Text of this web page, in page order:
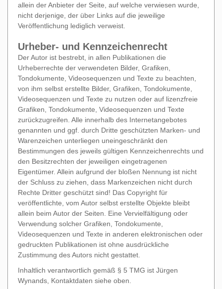
allein der Anbieter der Seite, auf welche verwiesen wurde,
nicht derjenige, der über Links auf die jeweilige
Veröffentlichung lediglich verweist.
Urheber- und Kennzeichenrecht
Der Autor ist bestrebt, in allen Publikationen die
Urheberrechte der verwendeten Bilder, Grafiken,
Tondokumente, Videosequenzen und Texte zu beachten,
von ihm selbst erstellte Bilder, Grafiken, Tondokumente,
Videosequenzen und Texte zu nutzen oder auf lizenzfreie
Grafiken, Tondokumente, Videosequenzen und Texte
zurückzugreifen. Alle innerhalb des Internetangebotes
genannten und ggf. durch Dritte geschützten Marken- und
Warenzeichen unterliegen uneingeschränkt den
Bestimmungen des jeweils gültigen Kennzeichenrechts und
den Besitzrechten der jeweiligen eingetragenen
Eigentümer. Allein aufgrund der bloßen Nennung ist nicht
der Schluss zu ziehen, dass Markenzeichen nicht durch
Rechte Dritter geschützt sind! Das Copyright für
veröffentlichte, vom Autor selbst erstellte Objekte bleibt
allein beim Autor der Seiten. Eine Vervielfältigung oder
Verwendung solcher Grafiken, Tondokumente,
Videosequenzen und Texte in anderen elektronischen oder
gedruckten Publikationen ist ohne ausdrückliche
Zustimmung des Autors nicht gestattet.
Inhaltlich verantwortlich gemäß § 5 TMG ist Jürgen
Wynands, Kontaktdaten siehe oben.